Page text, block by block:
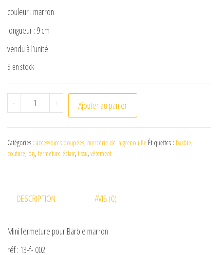
e
couleur : marron
longueur : 9 cm
vendu à l’unité
5 en stock
- quantité de Mini fermeture pour Barbie marron
+ Ajouter au panier
Catégories : accessoires poupées, mercerie de la grenouille Étiquettes : barbie,
couture, diy, fermeture éclair, tissu, vêtement
DESCRIPTION AVIS (0)
Mini fermeture pour Barbie marron
réf : 13-f- 002